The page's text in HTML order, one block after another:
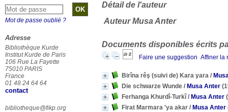
Détail de l'auteur
Auteur Musa Anter
Documents disponibles écrits
Faire une suggestion Affiner la
Birîna rêş (suivi de) Kara yara /
Die schwarze Wunde / Musa Anter
Ferhanga Khurdî-Turkî/ Musa Anter
Firat Marmara 'ya akar / Musa Anter
Mot de passe oublié ?
Adresse
Bibliothèque Kurde
Institut Kurde de Paris
106 Rue La Fayette
75010 PARIS
France
01 48 24 64 64
contact
bibliotheque@fikp.org